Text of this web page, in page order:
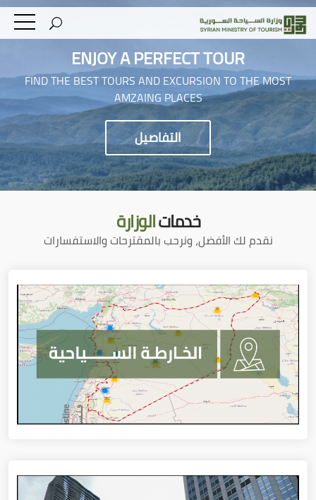
ENJOY A PERFECT TOUR
FIND THE BEST TOURS AND EXCURSION TO THE MOST
AMZAING PLACES
التفاصيل
خدماتالوزارة
نقدم لك الأفضل، ونرحب بالمقترحات والاستفسارات